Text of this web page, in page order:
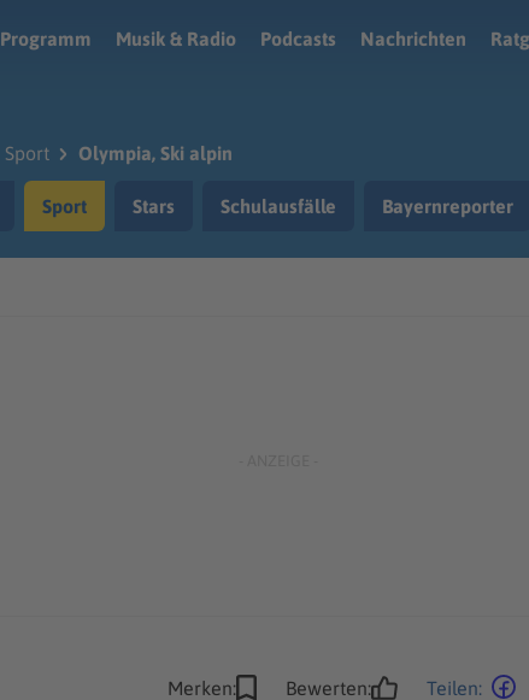
Programm
Musik & Radio Podcasts Nachrichten
Sport Olympia, Ski alpin
Sport Stars Schulausfälle Bayernreporter
Merken: Bewerten: Teilen: